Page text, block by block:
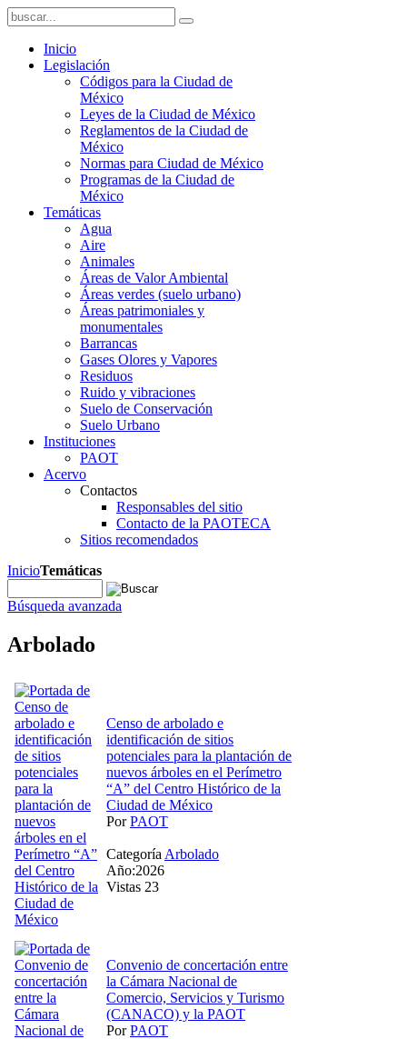
Inicio
Legislación
Códigos para la Ciudad de
México
Leyes de la Ciudad de México
Reglamentos de la Ciudad de
México
Normas para Ciudad de México
Programas de la Ciudad de
México
Temáticas
Agua
Aire
Animales
Áreas de Valor Ambiental
Áreas verdes (suelo urbano)
Áreas patrimoniales y
monumentales
Barrancas
Gases Olores y Vapores
Residuos
Ruido y vibraciones
Suelo de Conservación
Suelo Urbano
Instituciones
PAOT
Acervo
Contactos
Responsables del sitio
Contacto de la PAOTECA
Sitios recomendados
InicioTemáticas
Búsqueda avanzada
Arbolado
Censo de arbolado e
identificación de sitios
potenciales para la plantación de
nuevos árboles en el Perímetro
“A” del Centro Histórico de la
Ciudad de México
PorPAOT
Categoría Arbolado
Año:2026
Vistas 23
Convenio de concertación entre
la Cámara Nacional de
Comercio, Servicios y Turismo
(CANACO) y la PAOT
PorPAOT